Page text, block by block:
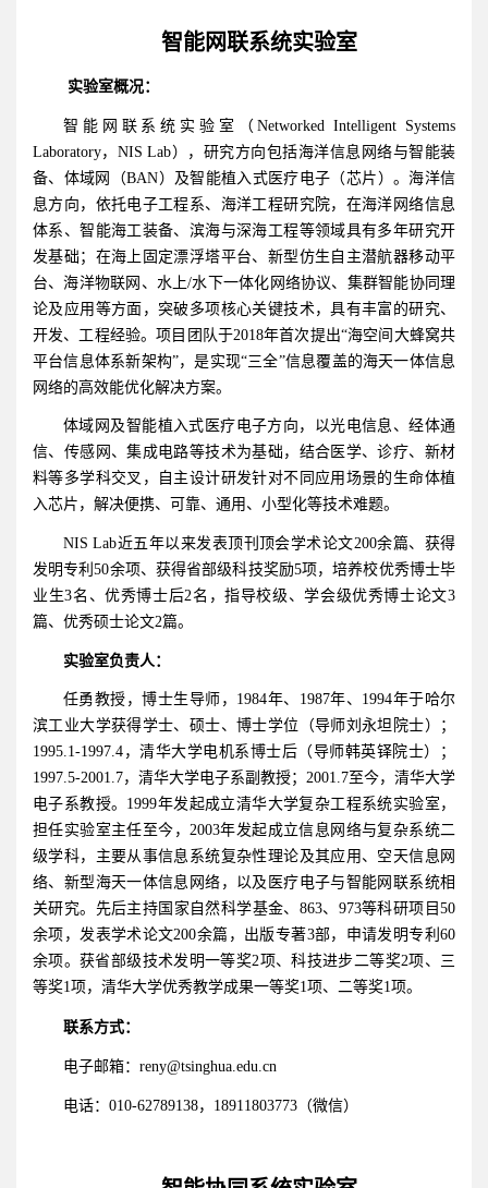
智能网联系统实验室
实验室概况：
智能网联系统实验室（Networked Intelligent Systems
Laboratory，NIS Lab），研究方向包括海洋信息网络与智能装
备、体域网（BAN）及智能植入式医疗电子（芯片）。海洋信
息方向，依托电子工程系、海洋工程研究院，在海洋网络信息
体系、智能海工装备、滨海与深海工程等领域具有多年研究开
发基础；在海上固定漂浮塔平台、新型仿生自主潜航器移动平
台、海洋物联网、水上/水下一体化网络协议、集群智能协同理
论及应用等方面，突破多项核心关键技术，具有丰富的研究、
开发、工程经验。项目团队于2018年首次提出“海空间大蜂窝共
平台信息体系新架构”，是实现“三全”信息覆盖的海天一体信息
网络的高效能优化解决方案。
体域网及智能植入式医疗电子方向，以光电信息、经体通
信、传感网、集成电路等技术为基础，结合医学、诊疗、新材
料等多学科交叉，自主设计研发针对不同应用场景的生命体植
入芯片，解决便携、可靠、通用、小型化等技术难题。
NIS Lab近五年以来发表顶刊顶会学术论文200余篇、获得
发明专利50余项、获得省部级科技奖励5项，培养校优秀博士毕
业生3名、优秀博士后2名，指导校级、学会级优秀博士论文3
篇、优秀硕士论文2篇。
实验室负责人：
任勇教授，博士生导师，1984年、1987年、1994年于哈尔
滨工业大学获得学士、硕士、博士学位（导师刘永坦院士）；
1995.1-1997.4，清华大学电机系博士后（导师韩英铎院士）；
1997.5-2001.7，清华大学电子系副教授；2001.7至今，清华大学
电子系教授。1999年发起成立清华大学复杂工程系统实验室，
担任实验室主任至今，2003年发起成立信息网络与复杂系统二
级学科，主要从事信息系统复杂性理论及其应用、空天信息网
络、新型海天一体信息网络，以及医疗电子与智能网联系统相
关研究。先后主持国家自然科学基金、863、973等科研项目50
余项，发表学术论文200余篇，出版专著3部，申请发明专利60
余项。获省部级技术发明一等奖2项、科技进步二等奖2项、三
等奖1项，清华大学优秀教学成果一等奖1项、二等奖1项。
联系方式：
电子邮箱： reny@tsinghua.edu.cn
电话： 010-62789138， 18911803773 （微信）